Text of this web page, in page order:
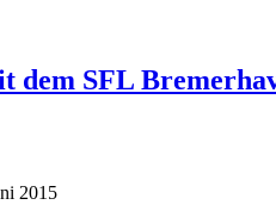
dem SFL
2015